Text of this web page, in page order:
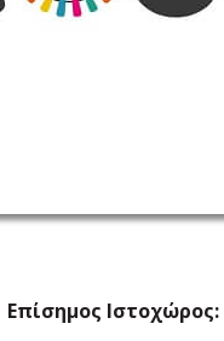
Επίσημος Ιστοχώρος: